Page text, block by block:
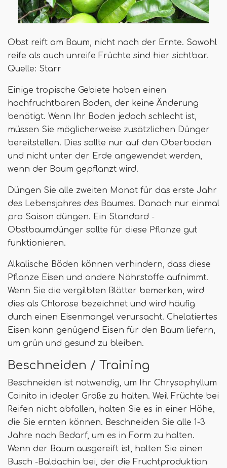
Obst reift am Baum, nicht nach der Ernte. Sowohl
reife als auch unreife Früchte sind hier sichtbar.
Quelle: Starr
Einige tropische Gebiete haben einen
hochfruchtbaren Boden, der keine Änderung
benötigt. Wenn Ihr Boden jedoch schlecht ist,
müssen Sie möglicherweise zusätzlichen Dünger
bereitstellen. Dies sollte nur auf den Oberboden
und nicht unter der Erde angewendet werden,
wenn der Baum gepflanzt wird.
Düngen Sie alle zweiten Monat für das erste Jahr
des Lebensjahres des Baumes. Danach nur einmal
pro Saison düngen. Ein Standard -
Obstbaumdünger sollte für diese Pflanze gut
funktionieren.
Alkalische Böden können verhindern, dass diese
Pflanze Eisen und andere Nährstoffe aufnimmt.
Wenn Sie die vergilbten Blätter bemerken, wird
dies als Chlorose bezeichnet und wird häufig
durch einen Eisenmangel verursacht. Chelatiertes
Eisen kann genügend Eisen für den Baum liefern,
um grün und gesund zu bleiben.
Beschneiden / Training
Beschneiden ist notwendig, um Ihr Chrysophyllum
Cainito in idealer Größe zu halten. Weil Früchte bei
Reifen nicht abfallen, halten Sie es in einer Höhe,
die Sie ernten können. Beschneiden Sie alle 1-3
Jahre nach Bedarf, um es in Form zu halten.
Wenn der Baum ausgereift ist, halten Sie einen
Busch -Baldachin bei, der die Fruchtproduktion